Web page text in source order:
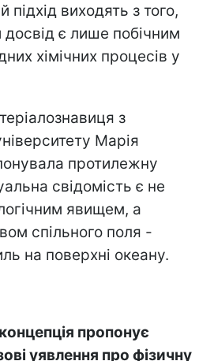
підхід виходять з того,
є лише побічним
хімічних процесів у
з
Марія
протилежну
свідомість є не
явищем, а
спільного поля -
на поверхні океану.
концепція пропонує
уявлення про фізичну